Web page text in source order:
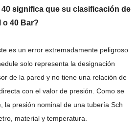
significa que su clasificación de
o 40 Bar?
es un error extremadamente peligroso
solo representa la designación
de la pared y no tiene una relación de
con el valor de presión. Como se
la presión nominal de una tubería Sch
material y temperatura.